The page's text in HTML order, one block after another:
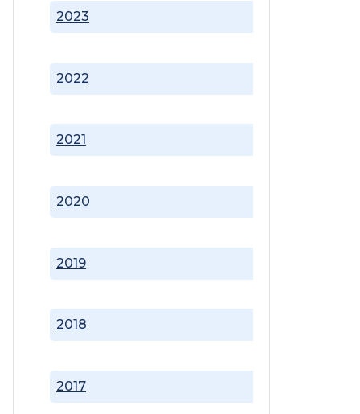
2017
2018
2019
2020
2021
2022
2023